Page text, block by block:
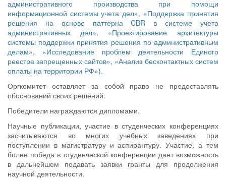
административного производства при помощи
информационной системы учета дел», «Поддержка принятия
решения на основе паттерна CBR в системе учета
административных дел»,
«Проектирование архитектуры
системы поддержки принятия решения по административным
делам»,
«Исследование проблем деятельности Единого
реестра запрещенных сайтов», «Анализ бесконтактных систем
оплаты на территории РФ»).
Оргкомитет оставляет за собой право не предоставлять
обоснований своих решений.
Победители награждаются дипломами.
Научные публикации, участие в студенческих конференциях
засчитываются во многих учебных заведениях при
поступлении в магистратуру и аспирантуру. Участие, а тем
более победа в студенческой конференции дает возможность
в дальнейшем подавать заявки гранты для продолжения
научной деятельности.